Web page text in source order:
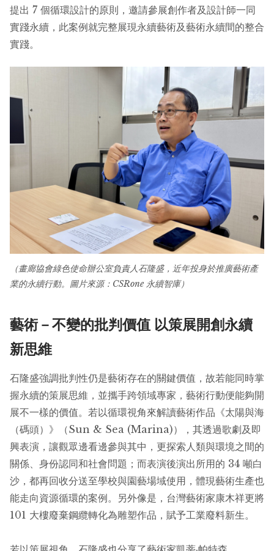
提出 7 個循環設計的原則，邀請參展創作者及設計師一同
實踐永續，此案例就完整展現永續藝術及藝術永續間的整合
實踐。
（畫廊協會綠色使命辦公室負責人石隆盛，近年投身於推廣藝術產
業的永續行動。圖片來源：CSRone 永續智庫）
藝術－不變的批判價值 以策展開創永續
新思維
石隆盛強調批判性仍是藝術存在的關鍵價值，故若能同時掌
握永續的策展思維，並攜手跨領域專家，藝術行動便能夠開
展不一樣的價值。若以循環視角來解讀藝術作品《太陽與海
（碼頭）》（Sun & Sea (Marina)），其透過歌劇及即
興表演，讓觀眾邊看邊參與其中，更探索人類與環境之間的
關係、身份認同和社會問題；而表演後演出所用的 34 噸白
沙，都再回收分送至學校與園藝場域使用，體現藝術生產也
能走向資源循環的案例。另外像是，台灣藝術家康木祥更將
101 大樓廢棄鋼纜轉化為雕塑作品，賦予工業廢料新生。